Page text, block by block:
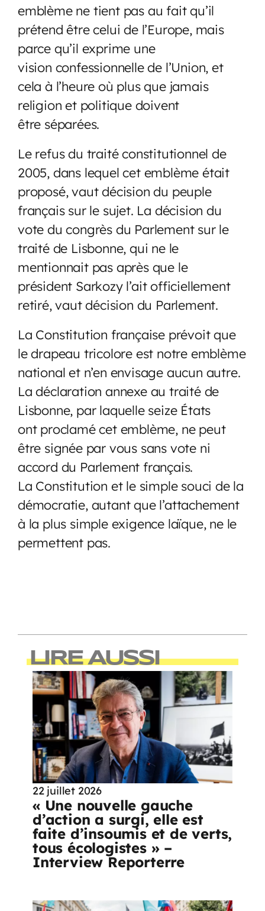
emblème ne tient pas au fait qu’il
prétend être celui de l’Europe, mais
parce qu’il exprime une
vision confessionnelle de l’Union, et
cela à l’heure où plus que jamais
religion et politique doivent
être séparées.
Le refus du traité constitutionnel de
2005, dans lequel cet emblème était
proposé, vaut décision du peuple
français sur le sujet. La décision du
vote du congrès du Parlement sur le
traité de Lisbonne, qui ne le
mentionnait pas après que le
président Sarkozy l’ait officiellement
retiré, vaut décision du Parlement.
La Constitution française prévoit que
le drapeau tricolore est notre emblème
national et n’en envisage aucun autre.
La déclaration annexe au traité de
Lisbonne, par laquelle seize États
ont proclamé cet emblème, ne peut
être signée par vous sans vote ni
accord du Parlement français.
La Constitution et le simple souci de la
démocratie, autant que l’attachement
à la plus simple exigence laïque, ne le
permettent pas.
LIRE AUSSI
22 juillet 2026
« Une nouvelle gauche
d’action a surgi, elle est
faite d’insoumis et de verts,
tous écologistes » –
Interview Reporterre